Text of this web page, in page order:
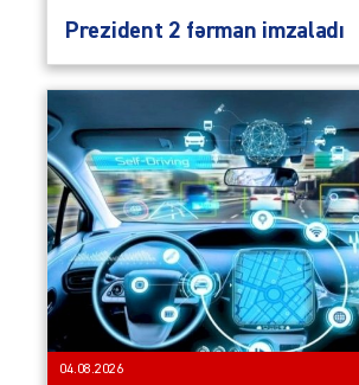
Prezident 2 fərman imzaladı
04.08.2026